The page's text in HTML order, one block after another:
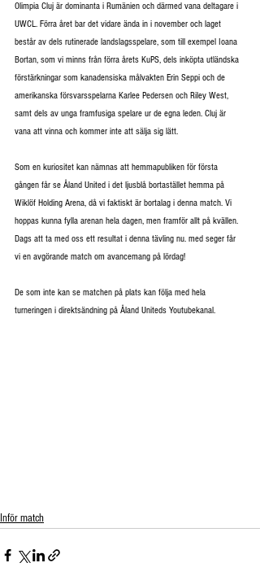
Olimpia Cluj är dominanta i Rumänien och därmed vana deltagare i
UWCL. Förra året bar det vidare ända in i november och laget
består av dels rutinerade landslagsspelare, som till exempel Ioana
Bortan, som vi minns från förra årets KuPS, dels inköpta utländska
förstärkningar som kanadensiska målvakten Erin Seppi och de
amerikanska försvarsspelarna Karlee Pedersen och Riley West,
samt dels av unga framfusiga spelare ur de egna leden. Cluj är
vana att vinna och kommer inte att sälja sig lätt.
Som en kuriositet kan nämnas att hemmapubliken för första
gången får se Åland United i det ljusblå bortastället hemma på
Wiklöf Holding Arena, då vi faktiskt är bortalag i denna match. Vi
hoppas kunna fylla arenan hela dagen, men framför allt på kvällen.
Dags att ta med oss ett resultat i denna tävling nu. med seger får
vi en avgörande match om avancemang på lördag!
De som inte kan se matchen på plats kan följa med hela
turneringen i direktsändning på Åland Uniteds Youtubekanal.
Inför match